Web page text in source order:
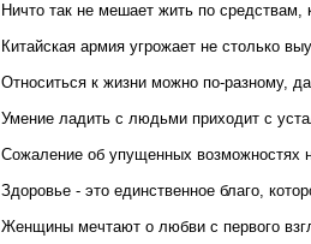
Ничто так не мешает жить по средствам,
Китайская армия угрожает не столько
Относиться к жизни можно по-разному,
Умение ладить с людьми приходит с
Сожаление об упущенных возможностях
Здоровье - это единственное благо,
Женщины мечтают о любви с первого